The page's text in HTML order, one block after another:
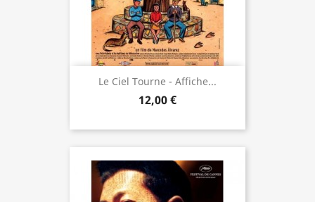
Le Ciel Tourne - Affiche...
12,00 €